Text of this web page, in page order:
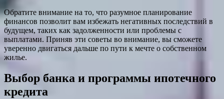
Обратите внимание на то, что разумное планирование
финансов позволит вам избежать негативных последствий в
будущем, таких как задолженности или проблемы с
выплатами. Приняв эти советы во внимание, вы сможете
уверенно двигаться дальше по пути к мечте о собственном
жилье.
Выбор банка и программы ипотечного
кредита